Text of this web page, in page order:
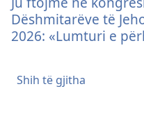
Dëshmitarëve të
2026: «Lumturi e
Shih të gjitha